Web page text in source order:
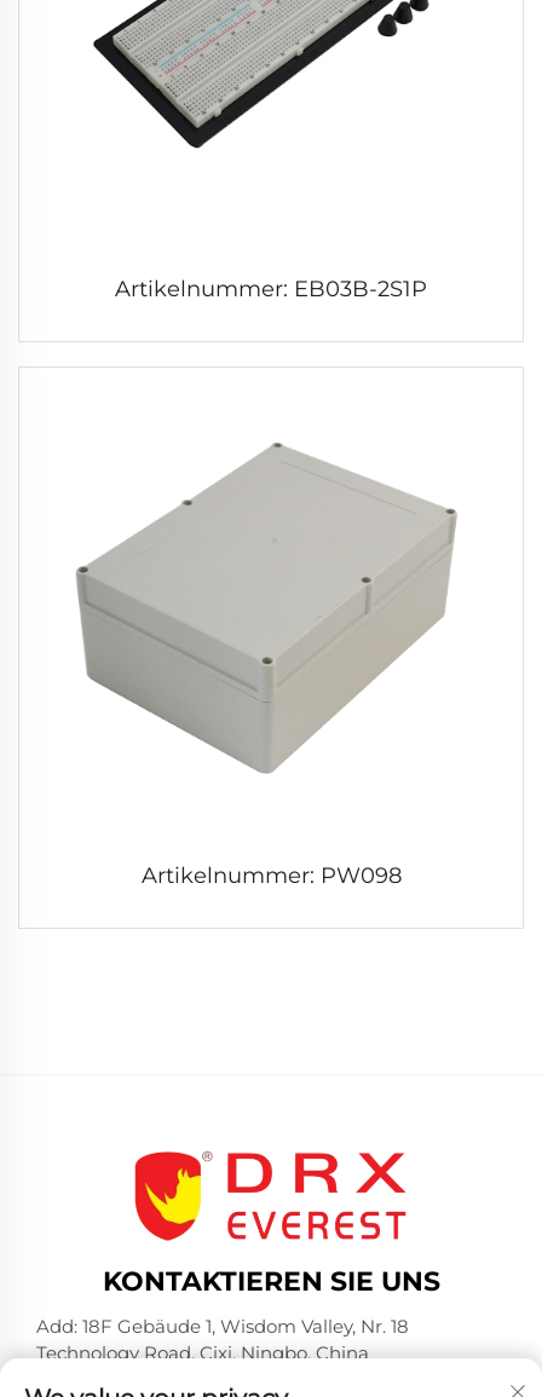
Artikelnummer: EB03B-2S1P
Artikelnummer: PW098
KONTAKTIEREN SIE UNS
Add: 18F Gebäude 1, Wisdom Valley, Nr. 18
Technology Road, Cixi, Ningbo, China
Tel.: +86-574-23660321